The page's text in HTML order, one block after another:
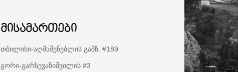
მისამართები
თბილისი-აღმაშენებლის გამზ. #189
გორი-გარსევანიშვილის #3